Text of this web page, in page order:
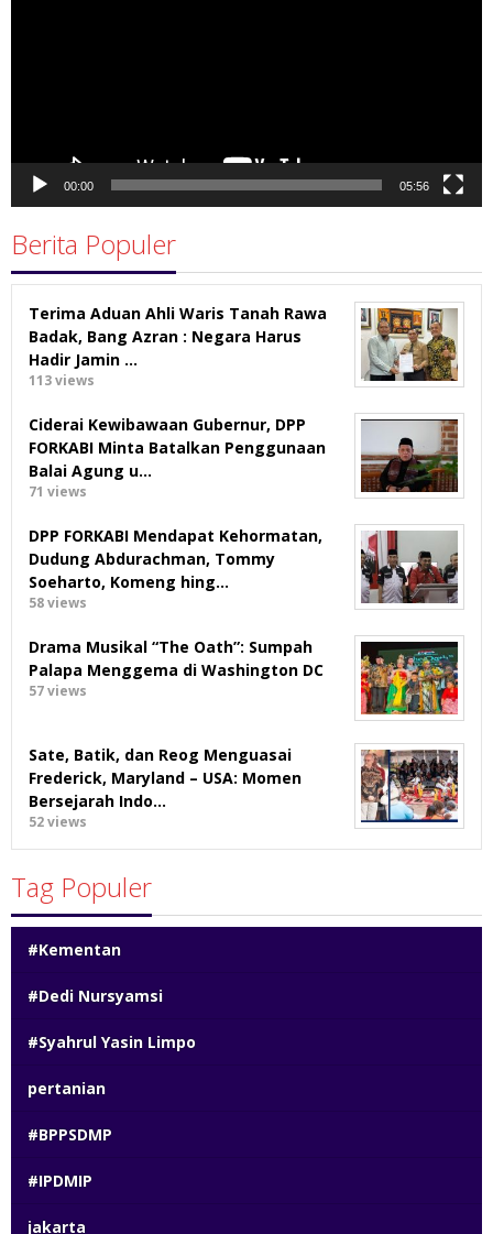
00:00 05:56
Berita Populer
Terima Aduan Ahli Waris Tanah Rawa
Badak, Bang Azran : Negara Harus
Hadir Jamin …
113 views
Ciderai Kewibawaan Gubernur, DPP
FORKABI Minta Batalkan Penggunaan
Balai Agung u…
71 views
DPP FORKABI Mendapat Kehormatan,
Dudung Abdurachman, Tommy
Soeharto, Komeng hing…
58 views
Drama Musikal “The Oath”: Sumpah
Palapa Menggema di Washington DC
57 views
Sate, Batik, dan Reog Menguasai
Frederick, Maryland – USA: Momen
Bersejarah Indo…
52 views
Tag Populer
#Kementan
#Dedi Nursyamsi
#Syahrul Yasin Limpo
pertanian
#BPPSDMP
#IPDMIP
jakarta